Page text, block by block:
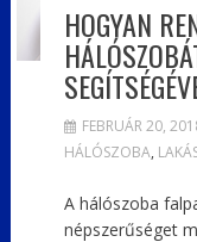
HOGYAN
FEBRUÁR 20,
HÁLÓSZOBA,
A hálószoba
népszerűséget